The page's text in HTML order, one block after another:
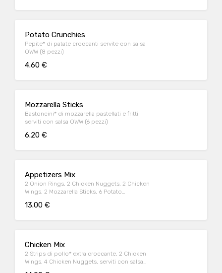
Potato Crunchies
Pepite* di patate croccanti servite con salsa
OWW (8 pezzi)
4.60 €
Mozzarella Sticks
Bastoncini* di mozzarella pastellati e fritti
serviti con salsa OWW (6 pezzi)
6.20 €
Appetizers Mix
2 Onion Rings, 2 Chicken Nuggets, 2 Chicken
Wings, 2 Mozzarella Sticks, 6 Potato
13.00 €
Chicken Mix
2 Strips di pollo* extra croccante, 2 Chicken
Wings, 4 Chicken Nuggets, serviti con salsa